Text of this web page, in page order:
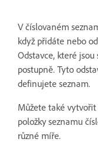
V číslovaném
když přidáte nebo
Odstavce, které
postupně. Tyto
definujete seznam.
Můžete také
položky seznamu
různé míře.